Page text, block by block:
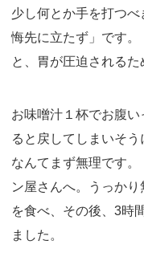
少し何とか手を打つ
悔先に立たず」です
と、胃が圧迫されるた
お味噌汁１杯でお腹
ると戻してしまいそ
なんてまず無理です
ン屋さんへ。うっか
を食べ、その後、3時
ました。